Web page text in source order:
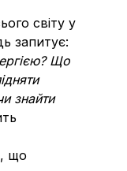
світу у
запитує:
Що
знайти
що